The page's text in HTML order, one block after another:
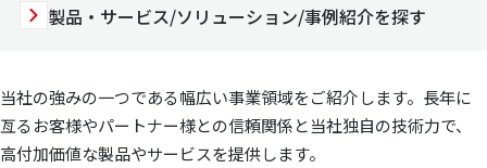
製品・サービス/ソリューション/事例紹介を探す
当社の強みの一つである幅広い事業領域をご紹介します。長年に
亙るお客様やパートナー様との信頼関係と当社独自の技術力で、
高付加価値な製品やサービスを提供します。